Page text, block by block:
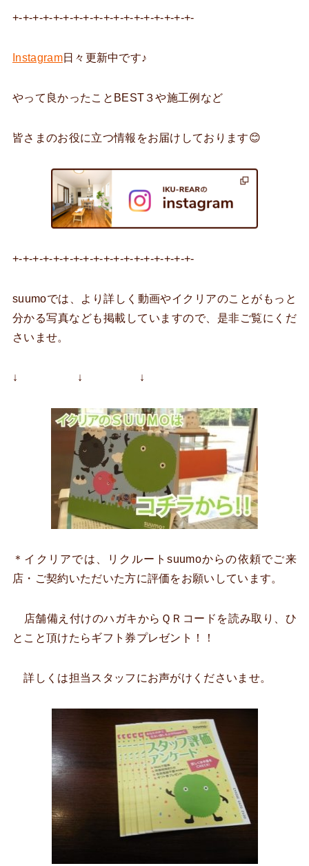
+-+-+-+-+-+-+-+-+-+-+-+-+-+-+-+-+-+-
Instagram日々更新中です♪
やって良かったことBEST３や施工例など
皆さまのお役に立つ情報をお届けしております😊
+-+-+-+-+-+-+-+-+-+-+-+-+-+-+-+-+-+-
suumoでは、より詳しく動画やイクリアのことがもっと
分かる写真なども掲載していますので、是非ご覧にくだ
さいませ。
↓ ↓ ↓
＊イクリアでは、リクルートsuumoからの依頼でご来
店・ご契約いただいた方に評価をお願いしています。
店舗備え付けのハガキからＱＲコードを読み取り、ひ
とこと頂けたらギフト券プレゼント！！
詳しくは担当スタッフにお声がけくださいませ。